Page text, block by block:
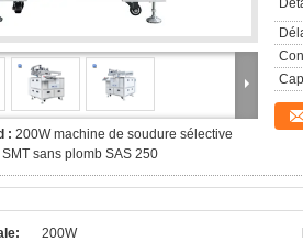
: 200W machine de soudure sélective
sans plomb SAS 250
200W